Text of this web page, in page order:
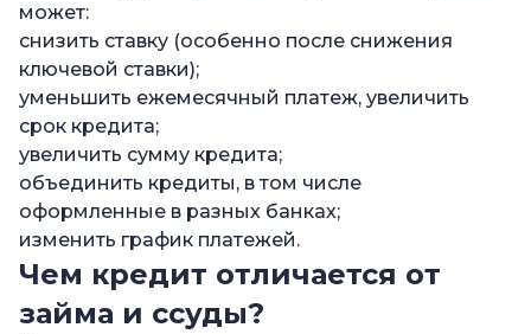
может:
снизить ставку (особенно после снижения
ключевой ставки);
уменьшить ежемесячный платеж, увеличить
срок кредита;
увеличить сумму кредита;
объединить кредиты, в том числе
оформленные в разных банках;
изменить график платежей.
Чем кредит отличается от
займа и ссуды?